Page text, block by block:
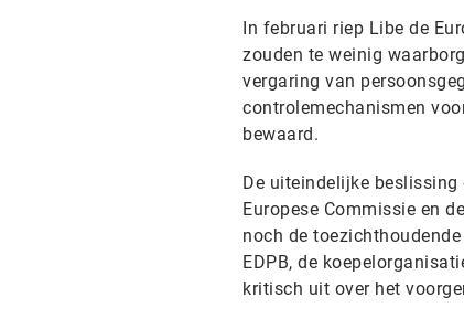
In februari riep Libe de
zouden te weinig
vergaring van
controlemechanismen
bewaard.
De uiteindelijke beslissing
Europese Commissie en
noch de
EDPB, de
kritisch uit over het